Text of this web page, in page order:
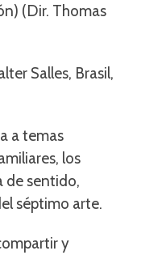
(Dir. Thomas
Salles, Brasil,
a temas
los
de sentido,
séptimo arte.
y